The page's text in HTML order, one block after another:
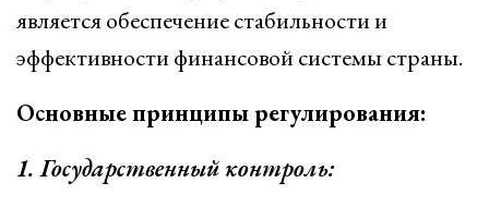
является обеспечение стабильности и
эффективности финансовой системы страны.
Основные принципы регулирования:
1. Государственный контроль: